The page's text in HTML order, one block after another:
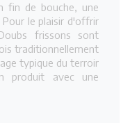
fin de bouche, une
le plaisir d'offrir
frissons sont
traditionnellement
typique du terroir
produit avec une